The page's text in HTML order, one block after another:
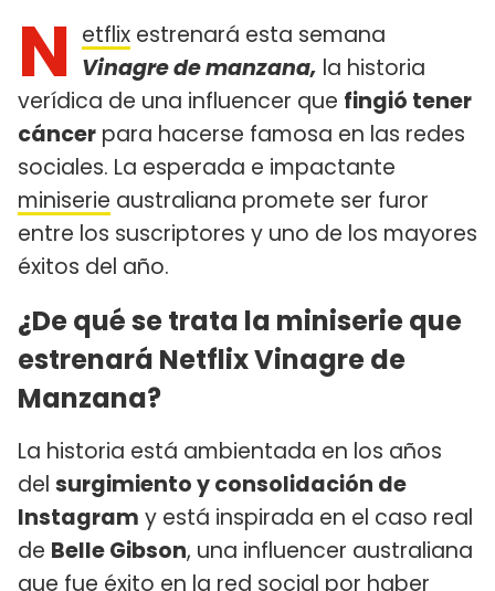
N etflix estrenará esta semana
Vinagre de manzana, la historia
verídica de una influencer que fingió tener
cáncer para hacerse famosa en las redes
sociales. La esperada e impactante
miniserie australiana promete ser furor
entre los suscriptores y uno de los mayores
éxitos del año.
¿De qué se trata la miniserie que
estrenará Netflix Vinagre de
Manzana?
La historia está ambientada en los años
del surgimiento y consolidación de
Instagram y está inspirada en el caso real
de Belle Gibson, una influencer australiana
que fue éxito en la red social por haber